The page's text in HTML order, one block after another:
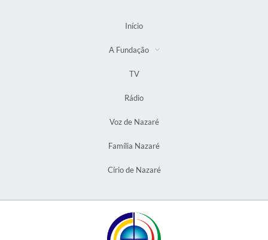
Início
A Fundação
TV
Rádio
Voz de Nazaré
Família Nazaré
Círio de Nazaré